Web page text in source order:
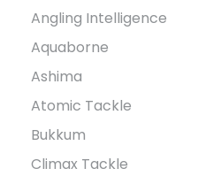
Angling Intelligence
Aquaborne
Ashima
Atomic Tackle
Bukkum
Climax Tackle